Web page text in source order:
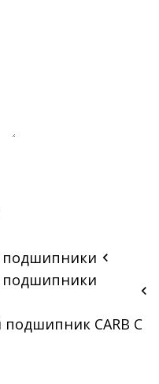
подшипники
подшипники
CARB C